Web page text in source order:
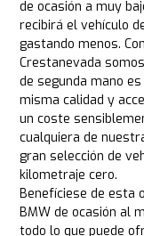
de ocasión a muy
recibirá el vehículo
gastando menos.
Crestanevada
de segunda mano
misma calidad y
un coste
cualquiera de
gran selección de
kilometraje cero.
Benefíciese de esta
BMW de ocasión al
todo lo que puede